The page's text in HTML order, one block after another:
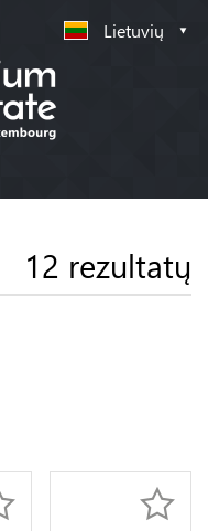
Lietuvių
12 rezultatų